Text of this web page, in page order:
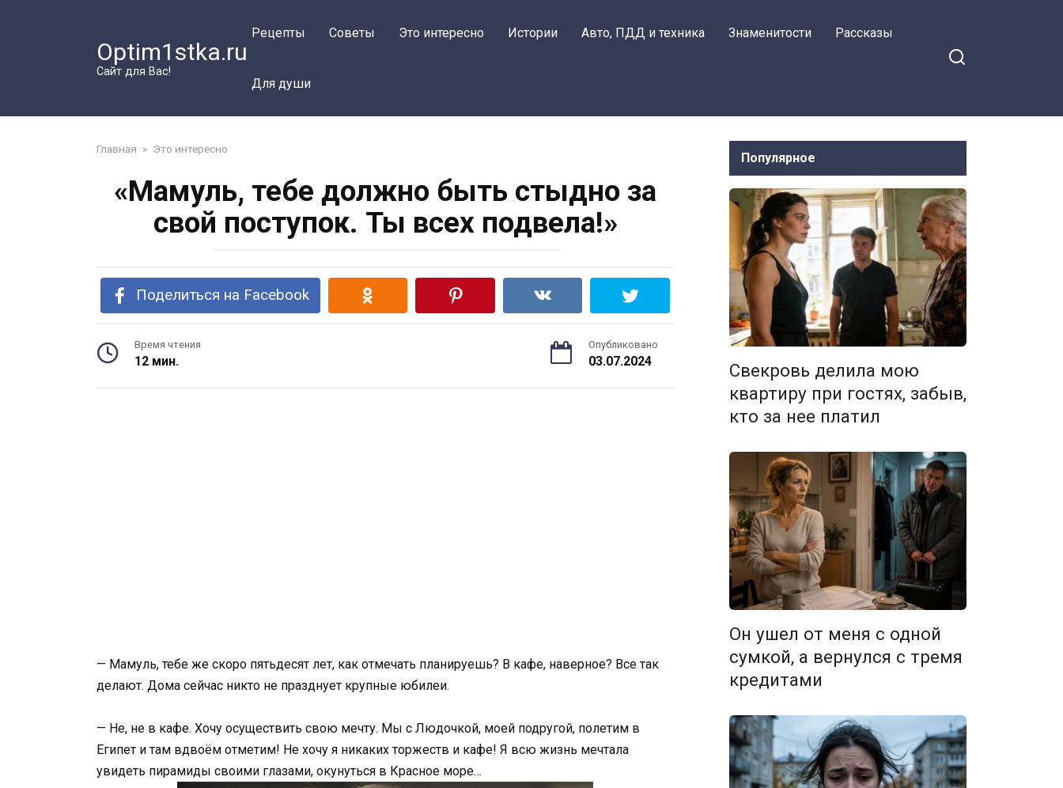
Optim1stka.ru
Сайт для Вас!
Рецепты Советы Это интересно Истории Авто, ПДД и техника Знаменитости Рассказы
Для души
Главная » Это интересно
«Мамуль, тебе должно быть стыдно за
свой поступок. Ты всех подвела!»
Поделиться на Facebook
Время чтения
12 мин.
Опубликовано
03.07.2024
— Мамуль, тебе же скоро пятьдесят лет, как отмечать планируешь? В кафе, наверное? Все так
делают. Дома сейчас никто не празднует крупные юбилеи.
— Не, не в кафе. Хочу осуществить свою мечту. Мы с Людочкой, моей подругой, полетим в
Египет и там вдвоём отметим! Не хочу я никаких торжеств и кафе! Я всю жизнь мечтала
увидеть пирамиды своими глазами, окунуться в Красное море…
Популярное
Свекровь делила мою
квартиру при гостях, забыв,
кто за нее платил
Он ушел от меня с одной
сумкой, а вернулся с тремя
кредитами